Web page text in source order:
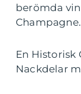
berömda
Champagne.
En Historisk
Nackdelar